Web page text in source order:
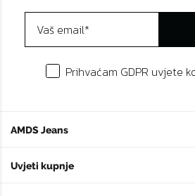
AMDS Jeans
Uvjeti kupnje
Prihvaćam GDPR uvjete